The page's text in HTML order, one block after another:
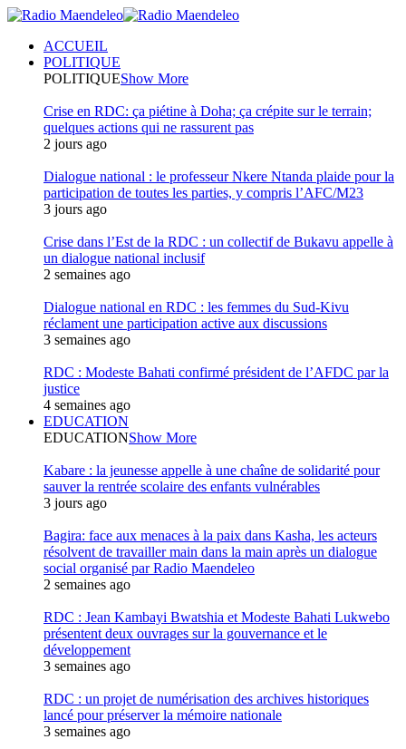
ACCUEIL
POLITIQUE
POLITIQUEShow More
Crise en RDC: ça piétine à Doha; ça crépite sur le terrain;
quelques actions qui ne rassurent pas
2 jours ago
Dialogue national : le professeur Nkere Ntanda plaide pour la
participation de toutes les parties, y compris l’AFC/M23
3 jours ago
Crise dans l’Est de la RDC : un collectif de Bukavu appelle à
un dialogue national inclusif
2 semaines ago
Dialogue national en RDC : les femmes du Sud-Kivu
réclament une participation active aux discussions
3 semaines ago
RDC : Modeste Bahati confirmé président de l’AFDC par la
justice
4 semaines ago
EDUCATION
EDUCATIONShow More
Kabare : la jeunesse appelle à une chaîne de solidarité pour
sauver la rentrée scolaire des enfants vulnérables
3 jours ago
Bagira: face aux menaces à la paix dans Kasha, les acteurs
résolvent de travailler main dans la main après un dialogue
social organisé par Radio Maendeleo
2 semaines ago
RDC : Jean Kambayi Bwatshia et Modeste Bahati Lukwebo
présentent deux ouvrages sur la gouvernance et le
développement
3 semaines ago
RDC : un projet de numérisation des archives historiques
lancé pour préserver la mémoire nationale
3 semaines ago